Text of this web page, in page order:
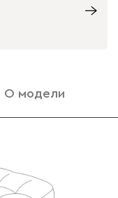
О модели